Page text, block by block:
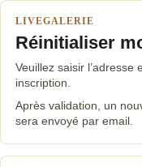
LIVEGALERIE
Réinitialiser
Veuillez saisir l’adresse
inscription.
Après validation, un
sera envoyé par email.